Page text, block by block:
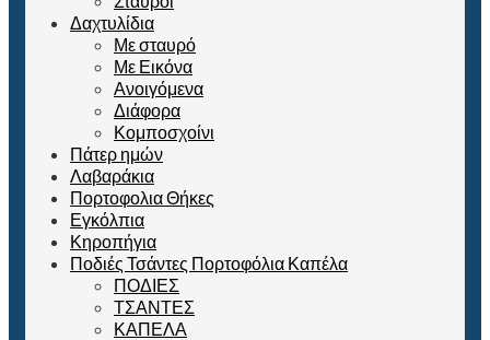
Δαχτυλίδια
Με σταυρό
Με Εικόνα
Ανοιγόμενα
Διάφορα
Κομποσχοίνι
Πάτερ ημών
Λαβαράκια
Πορτοφολια Θήκες
Εγκόλπια
Κηροπήγια
Ποδιές Τσάντες Πορτοφόλια Καπέλα
ΠΟΔΙΕΣ
ΤΣΑΝΤΕΣ
ΚΑΠΕΛΑ